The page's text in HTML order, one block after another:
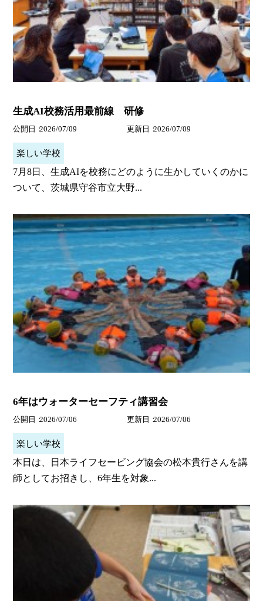
生成AI校務活用最前線 研修
公開日 2026/07/09 更新日 2026/07/09
楽しい学校
7月8日、生成AIを校務にどのように生かしていくのかに
ついて、茨城県守谷市立大野...
6年はウォーターセーフティ講習会
公開日 2026/07/06 更新日 2026/07/06
楽しい学校
本日は、日本ライフセービング協会の松本貴行さんを講
師としてお招きし、6年生を対象...